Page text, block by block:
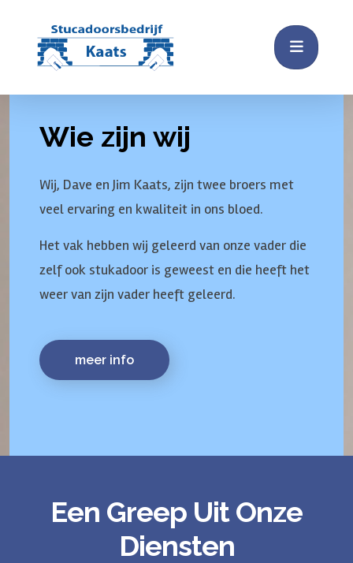
Wie zijn wij
Wij, Dave en Jim Kaats, zijn twee broers met
veel ervaring en kwaliteit in ons bloed.
Het vak hebben wij geleerd van onze vader die
zelf ook stukadoor is geweest en die heeft het
weer van zijn vader heeft geleerd.
meer info
Een Greep Uit Onze
Diensten